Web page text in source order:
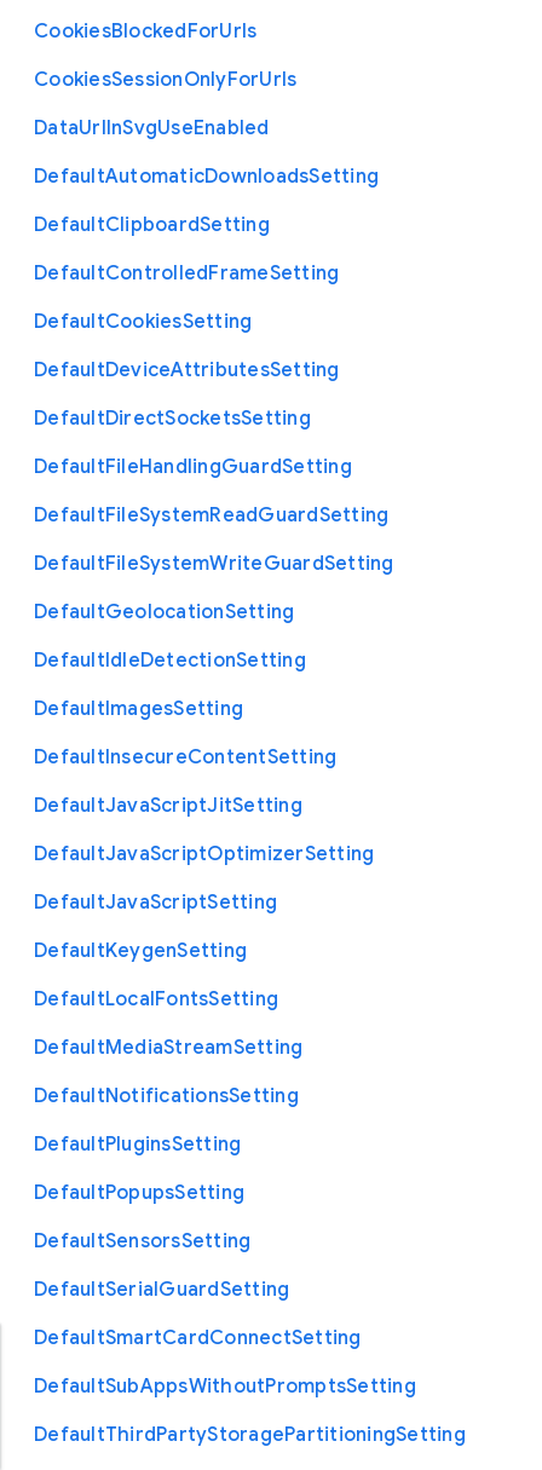
CookiesBlockedForUrls
CookiesSessionOnlyForUrls
DataUrlInSvgUseEnabled
DefaultAutomaticDownloadsSetting
DefaultClipboardSetting
DefaultControlledFrameSetting
DefaultCookiesSetting
DefaultDeviceAttributesSetting
DefaultDirectSocketsSetting
DefaultFileHandlingGuardSetting
DefaultFileSystemReadGuardSetting
DefaultFileSystemWriteGuardSetting
DefaultGeolocationSetting
DefaultIdleDetectionSetting
DefaultImagesSetting
DefaultInsecureContentSetting
DefaultJavaScriptJitSetting
DefaultJavaScriptOptimizerSetting
DefaultJavaScriptSetting
DefaultKeygenSetting
DefaultLocalFontsSetting
DefaultMediaStreamSetting
DefaultNotificationsSetting
DefaultPluginsSetting
DefaultPopupsSetting
DefaultSensorsSetting
DefaultSerialGuardSetting
DefaultSmartCardConnectSetting
DefaultSubAppsWithoutPromptsSetting
DefaultThirdPartyStoragePartitioningSetting